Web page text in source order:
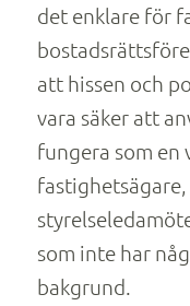
det enklare för
att hissen och
vara säker att
fungera som en
som inte har
bakgrund.